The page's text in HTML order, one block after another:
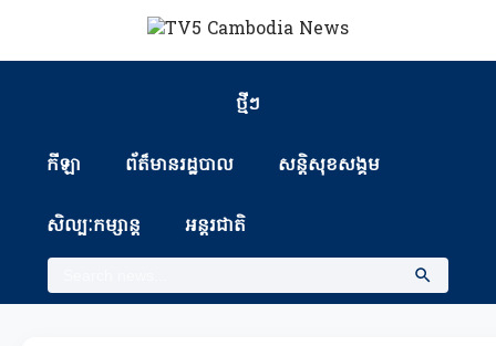
ថ្មីៗ
កីឡា ព័ត៏មានរដ្ឋបាល សន្តិសុខសង្គម
សិល្បៈកម្សាន្ត អន្តរជាតិ